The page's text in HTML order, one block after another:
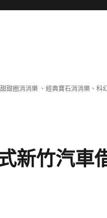
甜圈消消樂 、經典寶石消消樂、科
新竹汽車